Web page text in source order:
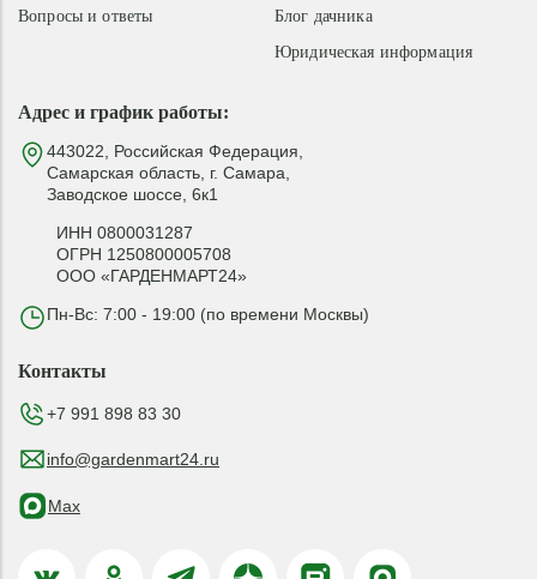
Адрес и график работы:
443022, Российская Федерация,
Самарская область, г. Самара,
Заводское шоссе, 6к1
ИНН 0800031287
ОГРН 1250800005708
ООО «ГАРДЕНМАРТ24»
Пн-Вс: 7:00 - 19:00 (по времени Москвы)
Блог дачника
Юридическая информация
Вопросы и ответы
Контакты
+7 991 898 83 30
info@gardenmart24.ru
Max